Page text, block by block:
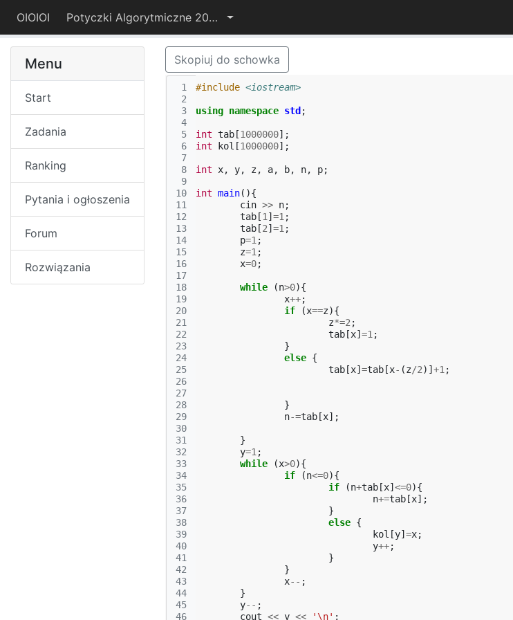
OIOIOI Potyczki Algorytmiczne 2022
Menu
Start
Zadania
Ranking
Pytania i ogłoszenia
Forum
Rozwiązania
Skopiuj do schowka
1
2
3
4
5
6
7
8
9
10
11
12
13
14
15
16
17
18
19
20
21
22
23
24
25
26
27
28
29
30
31
32
33
34
35
36
37
38
39
40
41
42
43
44
45
46
#include <iostream>
using namespace std ;
int tab [1000000];
int
kol [1000000];
int x, y, z, a, b, n, p;
int main(){
cin >> n;
tab [1 ] =1 ;
tab [2] =1 ;
p=1 ;
z=1 ;
x=0;
while (n>0){
x++;
if
(x==z){
z*=2 ;
tab [x] =1 ;
}
else {
tab [x] =tab [x- (z/2)] +1 ;
}
n-=tab [x];
}
y=1 ;
while
(x>0){
if
(n<=0){
if
(n+tab [x] <=0){
n+=tab [x];
}
else {
kol [y] =x;
y++;
}
}
x-- ;
}
y-- ;
cout << y << '\n' ;